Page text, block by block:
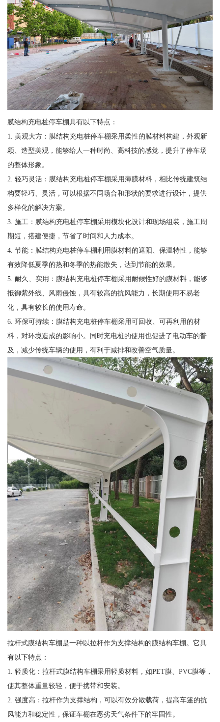
膜结构充电桩停车棚具有以下特点：
1. 美观大方：膜结构充电桩停车棚采用柔性的膜材料构建，外观新
颖、造型美观，能够给人一种时尚、高科技的感觉，提升了停车场
的整体形象。
2. 轻巧灵活：膜结构充电桩停车棚采用薄膜材料，相比传统建筑结
构要轻巧、灵活，可以根据不同场合和形状的要求进行设计，提供
多样化的解决方案。
3. 施工：膜结构充电桩停车棚采用模块化设计和现场组装，施工周
期短，搭建便捷，节省了时间和人力成本。
4. 节能：膜结构充电桩停车棚利用膜材料的遮阳、保温特性，能够
有效降低夏季的热和冬季的热能散失，达到节能的效果。
5. 耐久、实用：膜结构充电桩停车棚采用耐候性好的膜材料，能够
抵御紫外线、风雨侵蚀，具有较高的抗风能力，长期使用不易老
化，具有较长的使用寿命。
6. 环保可持续：膜结构充电桩停车棚采用可回收、可再利用的材
料，对环境造成的影响小。同时充电桩的使用也促进了电动车的普
及，减少传统车辆的使用，有利于减排和改善空气质量。
拉杆式膜结构车棚是一种以拉杆作为支撑结构的膜结构车棚。它具
有以下特点：
1. 轻质化：拉杆式膜结构车棚采用轻质材料，如PET膜、PVC膜等，
使其整体重量较轻，便于携带和安装。
2. 强度高：拉杆作为支撑结构，可以有效分散载荷，提高车篷的抗
风能力和稳定性，保证车棚在恶劣天气条件下的牢固性。